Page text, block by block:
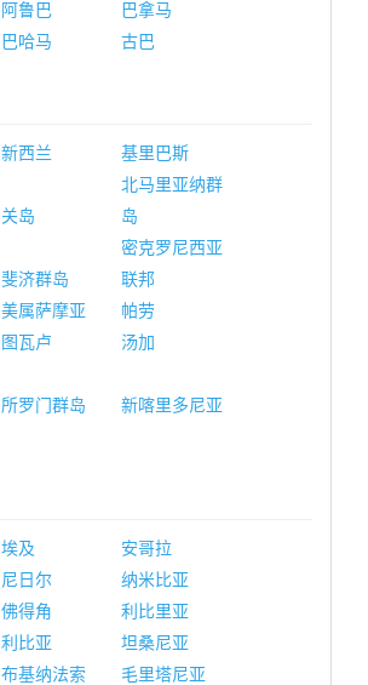
阿鲁巴
巴拿马
巴哈马 古巴
新西兰
基里巴斯
关岛
北马里亚纳群
岛
斐济群岛
密克罗尼西亚
联邦
美属萨摩亚
帕劳
图瓦卢
汤加
所罗门群岛
新喀里多尼亚
埃及
安哥拉
尼日尔
纳米比亚
佛得角
利比里亚
利比亚
坦桑尼亚
布基纳法索
毛里塔尼亚